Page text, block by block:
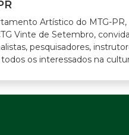
do MTG-PR, em parceria
Setembro, convida
instrutores, prendas,
na cultura ga&ua...